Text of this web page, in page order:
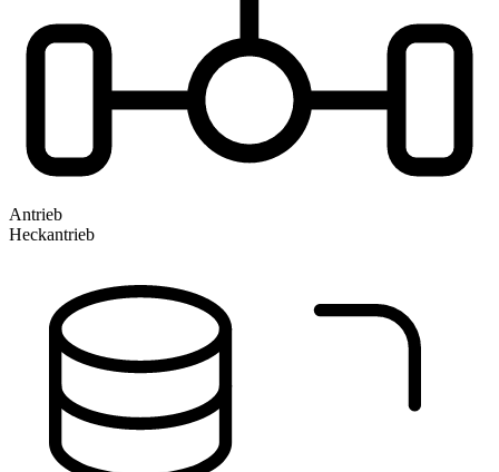
Antrieb
Heckantrieb